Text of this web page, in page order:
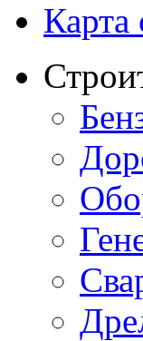
Карта